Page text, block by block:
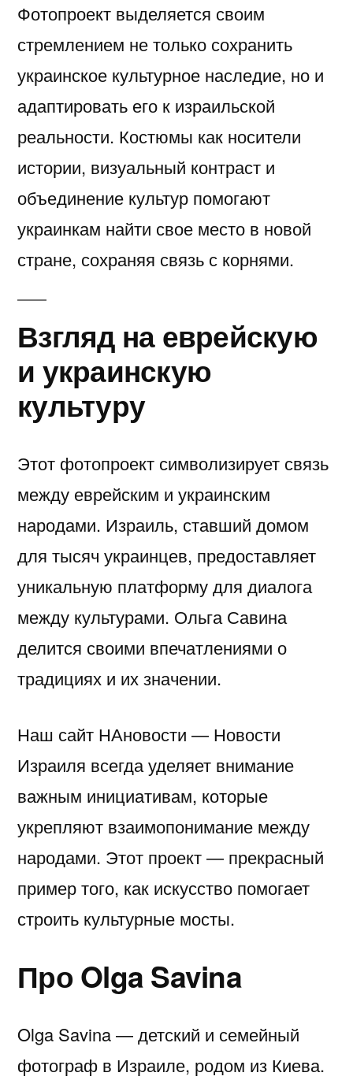
Фотопроект выделяется своим
стремлением не только сохранить
украинское культурное наследие, но и
адаптировать его к израильской
реальности. Костюмы как носители
истории, визуальный контраст и
объединение культур помогают
украинкам найти свое место в новой
стране, сохраняя связь с корнями.
Взгляд на еврейскую
и украинскую
культуру
Этот фотопроект символизирует связь
между еврейским и украинским
народами. Израиль, ставший домом
для тысяч украинцев, предоставляет
уникальную платформу для диалога
между культурами. Ольга Савина
делится своими впечатлениями о
традициях и их значении.
Наш сайт НАновости — Новости
Израиля всегда уделяет внимание
важным инициативам, которые
укрепляют взаимопонимание между
народами. Этот проект — прекрасный
пример того, как искусство помогает
строить культурные мосты.
Про Olga Savina
Olga Savina — детский и семейный
фотограф в Израиле, родом из Киева.